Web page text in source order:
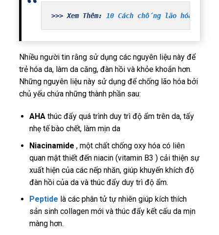
>>> Xem Thêm: 10 Cách chống lão hóa hồi
Nhiều người tin rằng sử dụng các nguyên liệu này để
trẻ hóa da, làm da căng, đàn hồi và khỏe khoắn hơn.
Những nguyên liệu này sử dụng để chống lão hóa bởi
chủ yếu chứa những thành phần sau:
AHAthúc đẩy quá trình duy trì độ ẩm trên da, tẩy
nhẹ tế bào chết, làm mịn da
Niacinamide , một chất chống oxy hóa có liên
quan mật thiết đến niacin (vitamin B3 ) cải thiện sự
xuất hiện của các nếp nhăn, giúp khuyến khích độ
đàn hồi của da và thúc đẩy duy trì độ ẩm.
Peptide là các phân tử tự nhiên giúp kích thích
sản sinh collagen mới và thúc đẩy kết cấu da mịn
màng hơn.